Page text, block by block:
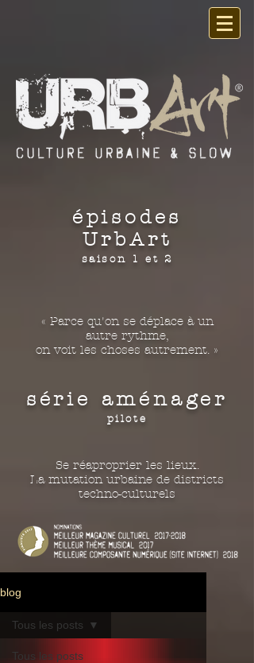
épisodes
UrbArt
saison 1 et 2
« Parce qu'on se déplace à un
autre rythme,
on voit les choses autrement. »
série aménager
pilote
Se réaproprier les lieux.
La mutation urbaine de districts
techno-culturels
blog
Tous les posts
Tous les posts